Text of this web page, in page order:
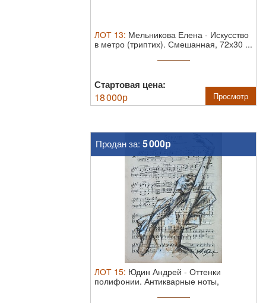
ЛОТ 13: Мельникова Елена - Искусство
в метро (триптих). Смешанная, 72х30 ...
Стартовая цена:
18 000р Просмотр
Продан за: 5 000р
ЛОТ 15: Юдин Андрей - Оттенки
полифонии. Антикварные ноты,